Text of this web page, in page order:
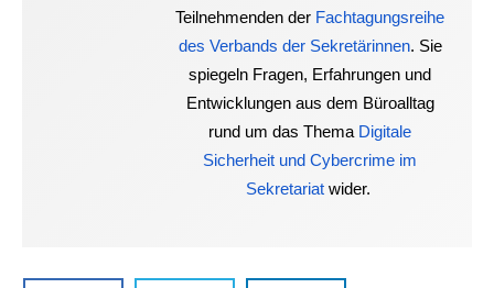
Teilnehmenden der Fachtagungsreihe
des Verbands der Sekretärinnen. Sie
spiegeln Fragen, Erfahrungen und
Entwicklungen aus dem Büroalltag
rund um das Thema Digitale
Sicherheit und Cybercrime im
Sekretariat wider.